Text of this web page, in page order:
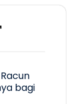
bagi